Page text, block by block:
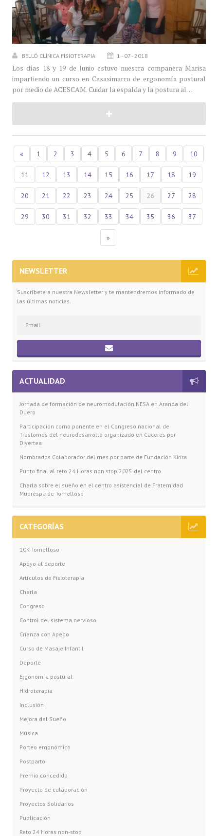
BELLÓ CLÍNICA FISIOTERAPIA 1 - 07 - 2018
Los días 18 y 19 de Junio estuvo nuestra compañera Marisa
impartiendo un curso en Casasimarro de ergonomía postural
por medio de ACESCAM. Cuidar la espalda y la postura al…
« 1 2 3 4 5 6 7 8 9 10
11 12 13 14 15 16 17 18 19
20 21 22 23 24 25 26 27 28
29 30 31 32 33 34 35 36 37
»
NEWSLETTER
Suscríbete a nuestra Newsletter y te mantendremos informado de
las últimas noticias.
ACTUALIDAD
Jornada de formación de neuromodulación NESA en Aranda del
Duero
Participación como ponente en el Congreso nacional de
Trastornos del neurodesarrollo organizado en Cáceres por
Divertea
Nombrados Colaborador del mes por parte de Fundación Kirira
Punto final al reto 24 Horas non stop 2025 del centro
Charla sobre el sueño en el centro asistencial de Fraternidad
Muprespa de Tomelloso
CATEGORÍAS
10K Tomelloso
Apoyo al deporte
Artículos de Fisioterapia
Charla
Congreso
Control del sistema nervioso
Crianza con Apego
Curso de Masaje Infantil
Deporte
Ergonomía postural
Hidroterapia
Inclusión
Mejora del Sueño
Música
Porteo ergonómico
Postparto
Premio concedido
Proyecto de colaboración
Proyectos Solidarios
Publicación
Reto 24 Horas non-stop